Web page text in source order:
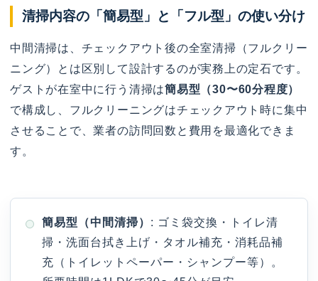
清掃内容の「簡易型」と「フル型」の使い分け
中間清掃は、チェックアウト後の全室清掃（フルクリー
ニング）とは区別して設計するのが実務上の定石です。
ゲストが在室中に行う清掃は簡易型（30〜60分程度）
で構成し、フルクリーニングはチェックアウト時に集中
させることで、業者の訪問回数と費用を最適化できま
す。
簡易型（中間清掃） : ゴミ袋交換・トイレ清
掃・洗面台拭き上げ・タオル補充・消耗品補
充（トイレットペーパー・シャンプー等）。